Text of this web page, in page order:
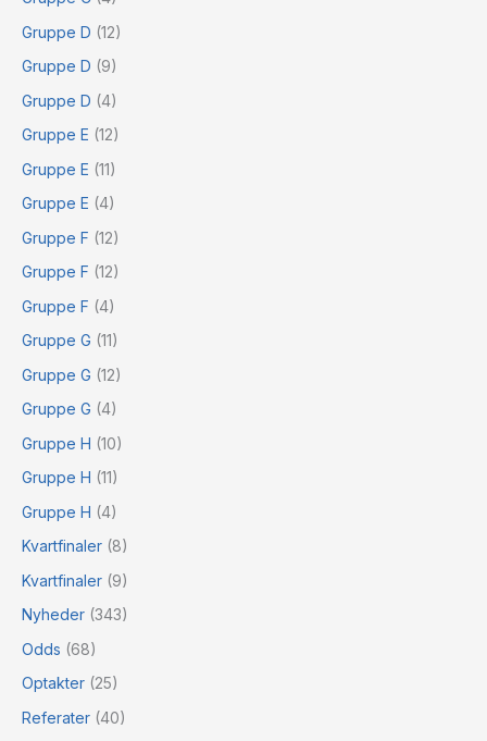
Gruppe D (12)
Gruppe D (9)
Gruppe D (4)
Gruppe E (12)
Gruppe E (11)
Gruppe E (4)
Gruppe F (12)
Gruppe F (12)
Gruppe F (4)
Gruppe G (11)
Gruppe G (12)
Gruppe G (4)
Gruppe H (10)
Gruppe H (11)
Gruppe H (4)
Kvartfinaler (8)
Kvartfinaler (9)
Nyheder (343)
Odds (68)
Optakter (25)
Referater (40)